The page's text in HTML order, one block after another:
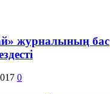
журналының бас
0